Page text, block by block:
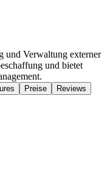
und Verwaltung externer
und bietet
Preise Reviews